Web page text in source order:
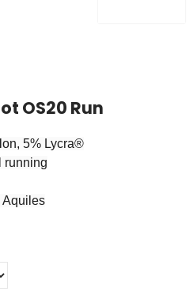
OS20 Run
5% Lycra®
running
Aquiles